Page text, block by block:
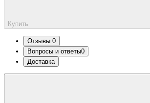
Купить
Отзывы 0
Вопросы и ответы0
Доставка